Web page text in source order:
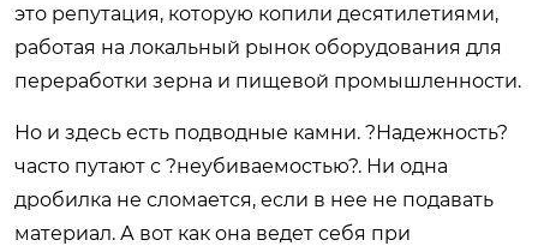
это репутация, которую копили десятилетиями,
работая на локальный рынок оборудования для
переработки зерна и пищевой промышленности.
Но и здесь есть подводные камни. ?Надежность?
часто путают с ?неубиваемостью?. Ни одна
дробилка не сломается, если в нее не подавать
материал. А вот как она ведет себя при